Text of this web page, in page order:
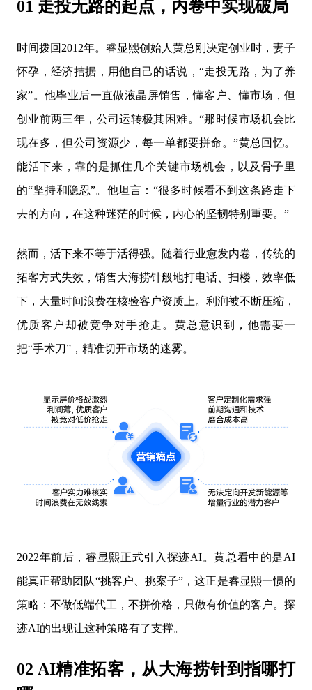
01 走投无路的起点，内卷中实现破局
时间拨回2012年。睿显熙创始人黄总刚决定创业时，妻子
怀孕，经济拮据，用他自己的话说，“走投无路，为了养
家”。他毕业后一直做液晶屏销售，懂客户、懂市场，但
创业前两三年，公司运转极其困难。“那时候市场机会比
现在多，但公司资源少，每一单都要拼命。”黄总回忆。
能活下来，靠的是抓住几个关键市场机会，以及骨子里
的“坚持和隐忍”。他坦言：“很多时候看不到这条路走下
去的方向，在这种迷茫的时候，内心的坚韧特别重要。”
然而，活下来不等于活得强。随着行业愈发内卷，传统的
拓客方式失效，销售大海捞针般地打电话、扫楼，效率低
下，大量时间浪费在核验客户资质上。利润被不断压缩，
优质客户却被竞争对手抢走。黄总意识到，他需要一
把“手术刀”，精准切开市场的迷雾。
2022年前后，睿显熙正式引入探迹AI。黄总看中的是AI
能真正帮助团队“挑客户、挑案子”，这正是睿显熙一惯的
策略：不做低端代工，不拼价格，只做有价值的客户。探
迹AI的出现让这种策略有了支撑。
02 AI精准拓客，从大海捞针到指哪打